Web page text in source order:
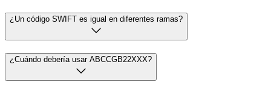
¿Un código SWIFT es igual en diferentes ramas?
¿Cuándo debería usar ABCCGB22XXX?